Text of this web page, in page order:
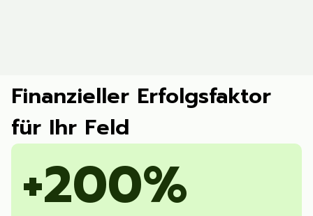
Finanzieller Erfolgsfaktor
für Ihr Feld
+200%